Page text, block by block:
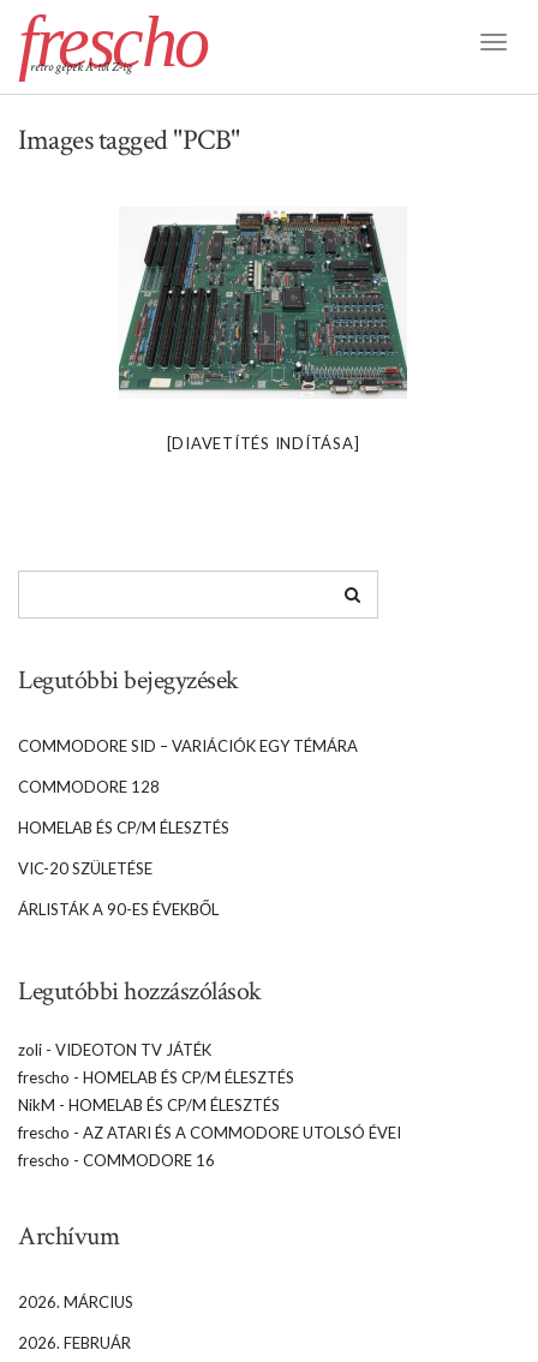
frescho
retro gépek A-tól Z-ig
Images tagged "PCB"
[DIAVETÍTÉS INDÍTÁSA]
Legutóbbi bejegyzések
COMMODORE SID – VARIÁCIÓK EGY TÉMÁRA
COMMODORE 128
HOMELAB ÉS CP/M ÉLESZTÉS
VIC-20 SZÜLETÉSE
ÁRLISTÁK A 90-ES ÉVEKBŐL
Legutóbbi hozzászólások
zoli - VIDEOTON TV JÁTÉK
frescho - HOMELAB ÉS CP/M ÉLESZTÉS
NikM - HOMELAB ÉS CP/M ÉLESZTÉS
frescho - AZ ATARI ÉS A COMMODORE UTOLSÓ ÉVEI
frescho - COMMODORE 16
Archívum
2026. MÁRCIUS
2026. FEBRUÁR